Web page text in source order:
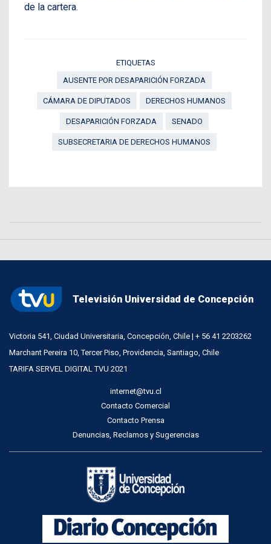
de la cartera.
ETIQUETAS
AUSENTE POR DESAPARICIÓN FORZADA
CÁMARA DE DIPUTADOS DERECHOS HUMANOS
DESAPARICIÓN FORZADA SENADO
SUBSECRETARIA DE DERECHOS HUMANOS
Televisión Universidad de Concepción
Victoria 541, Ciudad Universitaria, Concepción, Chile | + 56 41 2203262
Marchant Pereira 10, Tercer Piso, Providencia, Santiago, Chile
TARIFA SERVEL DIGITAL TVU 2021
internet@tvu.cl
Contacto Comercial
Contacto Prensa
Denuncias, Reclamos y Sugerencias